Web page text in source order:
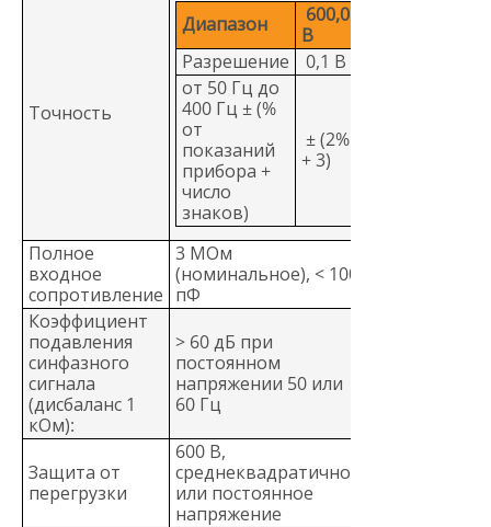
Точность
Диапазон
600,0
В
Разрешение
0,1 В
от 50 Гц до
400 Гц ± (%
от
показаний
прибора +
число
знаков)
± (2%
+ 3)
Полное
входное
сопротивление
3 МОм
(номинальное), < 100
пФ
Коэффициент
подавления
синфазного
сигнала
(дисбаланс 1
кОм):
> 60 дБ при
постоянном
напряжении 50 или
60 Гц
Защита от
перегрузки
600 В,
среднеквадратичное
или постоянное
напряжение